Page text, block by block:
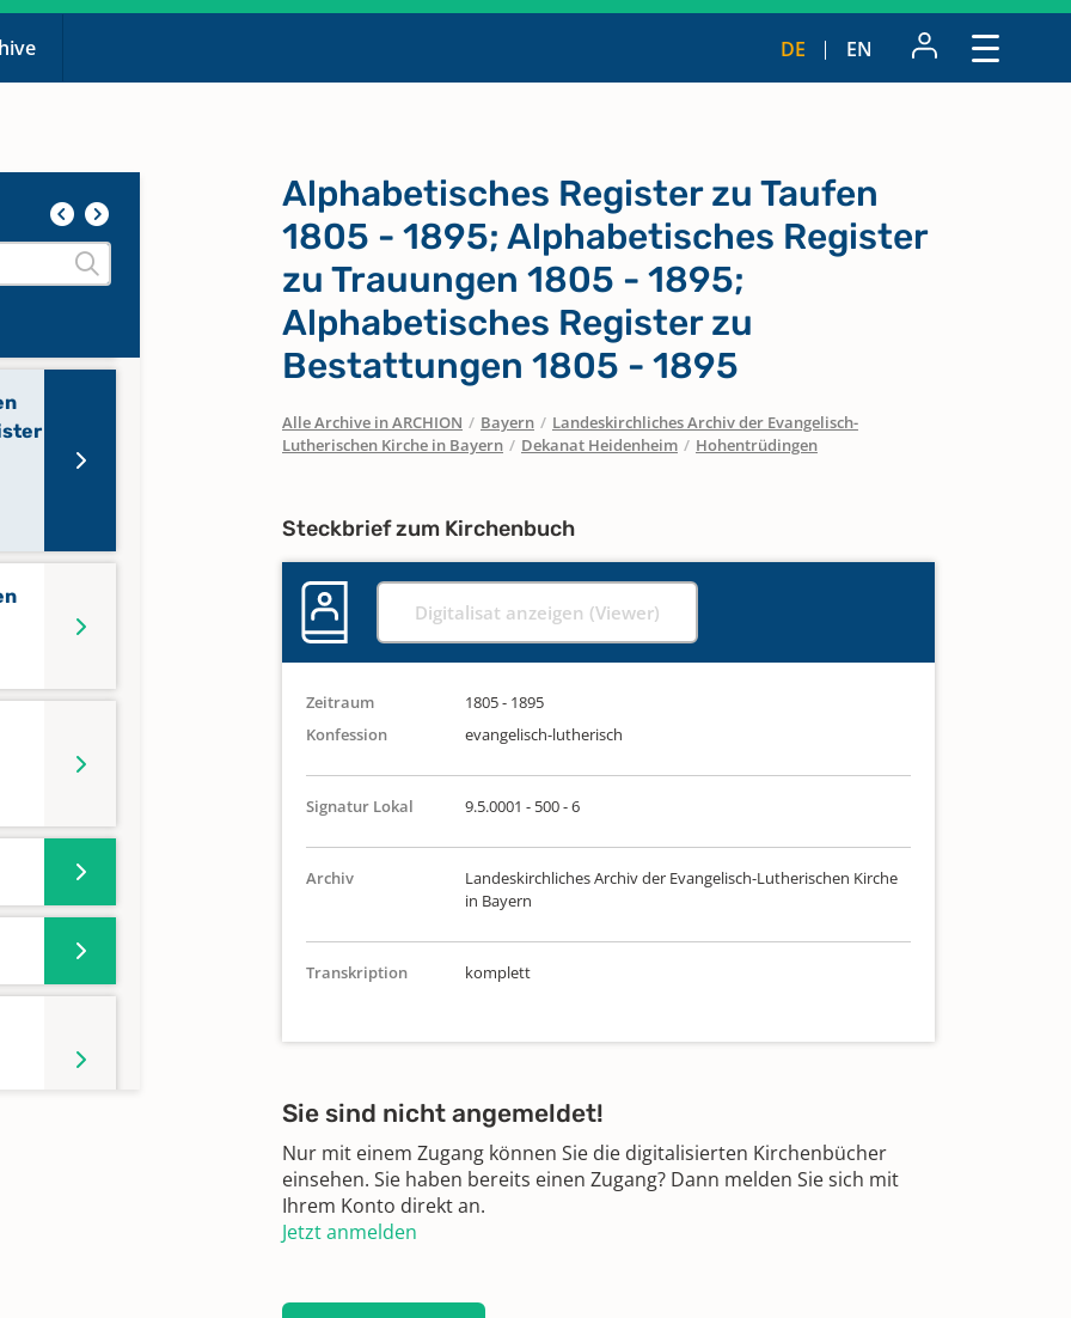
DE EN
Alphabetisches Register zu Taufen
1805 - 1895; Alphabetisches Register
zu Trauungen 1805 - 1895;
Alphabetisches Register zu
Bestattungen 1805 - 1895
Alle Archive in ARCHION / Bayern / Landeskirchliches Archiv der Evangelisch-
Lutherischen Kirche in Bayern / Dekanat Heidenheim / Hohentrüdingen
Steckbrief zum Kirchenbuch
Digitalisat anzeigen (Viewer)
Zeitraum
1805 - 1895
Konfession
evangelisch-lutherisch
Signatur Lokal 9.5.0001 - 500 - 6
Archiv
Landeskirchliches Archiv der Evangelisch-Lutherischen Kirche
in Bayern
Transkription komplett
Sie sind nicht angemeldet!
Nur mit einem Zugang können Sie die digitalisierten Kirchenbücher
einsehen. Sie haben bereits einen Zugang? Dann melden Sie sich mit
Ihrem Konto direkt an.
Jetzt anmelden